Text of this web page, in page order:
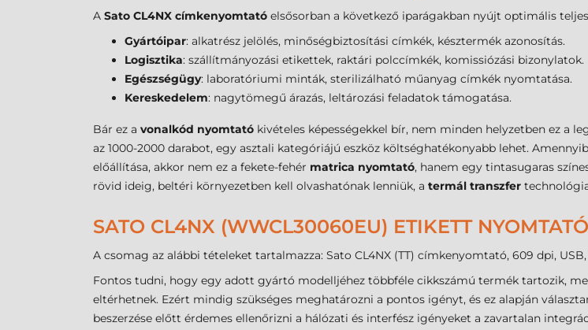
A Sato CL4NX címkenyomtató elsősorban a következő iparágakban nyújt optimális
Gyártóipar: alkatrész jelölés, minőségbiztosítási címkék, késztermék azonosítás.
Logisztika: szállítmányozási etikettek, raktári polccímkék, komissiózási bizonylatok.
Egészségügy: laboratóriumi minták, sterilizálható műanyag címkék nyomtatása.
Kereskedelem: nagytömegű árazás, leltározási feladatok támogatása.
Bár ez a vonalkód nyomtató kivételes képességekkel bír, nem minden helyzetben ez a
az 1000-2000 darabot, egy asztali kategóriájú eszköz költséghatékonyabb lehet.
előállítása, akkor nem ez a fekete-fehér matrica nyomtató, hanem egy tintasugaras
rövid ideig, beltéri környezetben kell olvashatónak lenniük, a termál transzfer
SATO CL4NX (WWCL30060EU) ETIKETT
A csomag az alábbi tételeket tartalmazza: Sato CL4NX (TT) címkenyomtató, 609 dpi, USB,
Fontos tudni, hogy egy adott gyártó modelljéhez többféle cikkszámú termék tartozik,
eltérhetnek. Ezért mindig szükséges meghatározni a pontos igényt, és ez alapján
beszerzése előtt érdemes ellenőrizni a hálózati és interfész igényeket a zavartalan